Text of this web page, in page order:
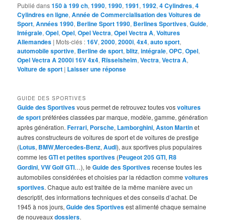
Publié dans150 à 199 ch,1990,1990,1991,1992,4 Cylindres,4
Cylindres en ligne,Année de Commercialisation des Voitures de
Sport,Années 1990, Berline Sport 1990, Berlines Sportives,Guide,
Intégrale,Opel,Opel,Opel Vectra,Opel Vectra A,Voitures
Allemandes | Mots-clés :16V,2000,2000i,4x4,auto sport,
automobile sportive, Berline de sport,blitz,intégrale,OPC,Opel,
Opel Vectra A 2000i 16V 4x4, Rïsselsheim,Vectra,Vectra A,
Voiture de sport | Laisser une réponse
GUIDE DES SPORTIVES
Guide des Sportivesvous permet de retrouvez toutes vosvoitures
de sportpréférées classées par marque, modèle, gamme, génération
après génération.Ferrari, Porsche, Lamborghini,Aston Martinet
autres constructeurs de voitures de sport et de voitures de prestige
(Lotus, BMW,Mercedes-Benz,Audi), aux sportives plus populaires
comme lesGTI et petites sportives (Peugeot 205 GTI, R8
Gordini,VW Golf GTI…), leGuide des Sportivesrecense toutes les
automobiles considérées et choisies par la rédaction commevoitures
sportives. Chaque auto est traitée de la même manière avec un
descriptif, des informations techniques et des conseils d’achat. De
1945 à nos jours,Guide des Sportivesest alimenté chaque semaine
de nouveauxdossiers.